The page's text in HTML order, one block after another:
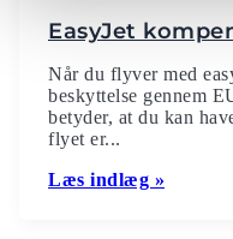
EasyJet
Når du flyver med
beskyttelse gennem
betyder, at du kan
flyet er...
Læs indlæg »